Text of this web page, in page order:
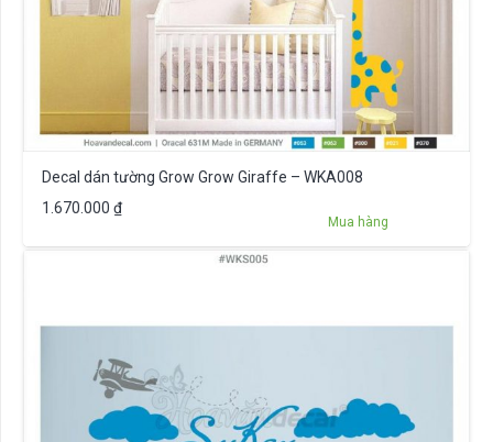
Decal dán tường Grow Grow Giraffe – WKA008
1.670.000 ₫
Mua hàng